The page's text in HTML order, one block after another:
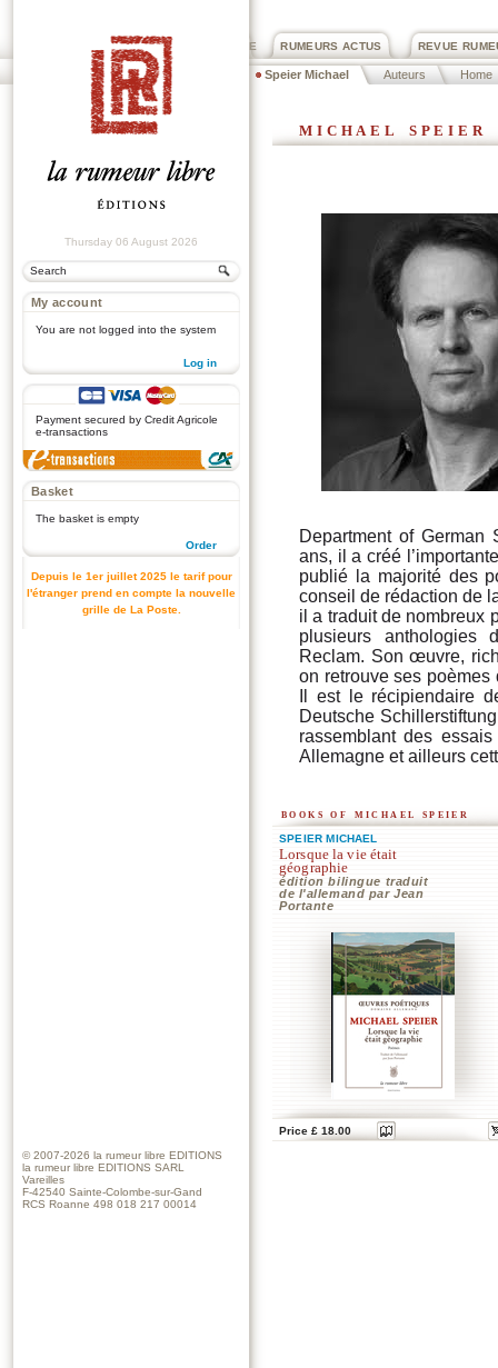
REVUE
RUMEURS ACTUS
PRIX ROGER DEXTRE
Speier Michael Auteurs Home
Thursday 06 August 2026
My account
You are not logged into the system
Log in
Payment secured by Credit Agricole
e-transactions
Basket
The basket is empty
Order
Depuis le 1er juillet 2025 le tarif pour
l'étranger prend en compte la nouvelle
grille de La Poste.
michael speier
Department of
ans, il a créé
publié la majorité des
conseil de rédaction de
il a traduit de nombreux
plusieurs anthologies
Reclam. Son œuvre,
on retrouve ses poèmes
Il est le récipiendaire
Deutsche
rassemblant des
Allemagne et ailleurs
books of michael speier
SPEIER MICHAEL
Lorsque la vie était
géographie
édition bilingue traduit
de l'allemand par Jean
Portante
Price £ 18.00
© 2007-2026 la rumeur libre EDITIONS
la rumeur libre EDITIONS SARL
Vareilles
F-42540 Sainte-Colombe-sur-Gand
RCS Roanne 498 018 217 00014